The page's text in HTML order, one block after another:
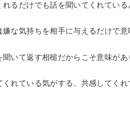
るだけでも話を聞いてくれている
な気持ちを相手に与えるだけで意
いて返す相槌だからこそ意味があ
れている気がする、共感してく